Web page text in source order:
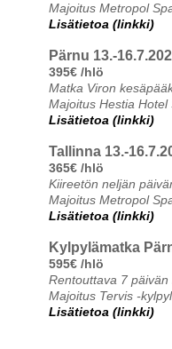
Majoitus Metropol
Lisätietoa (linkki)
Pärnu 13.-
395€ /hlö
Matka Viron
Majoitus Hestia
Lisätietoa (linkki)
Tallinna 13.-
365€ /hlö
Kiireetön neljän
Majoitus Metropol
Lisätietoa (linkki)
Kylpylämatka
595€ /hlö
Rentouttava 7
Majoitus Tervis -
Lisätietoa (linkki)